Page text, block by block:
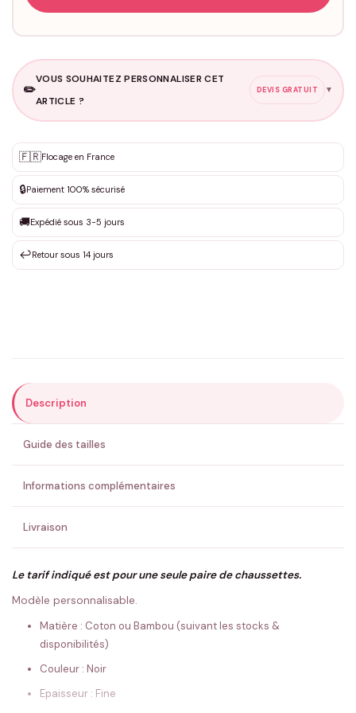
✏️
VOUS SOUHAITEZ PERSONNALISER CET
ARTICLE ?
DEVIS GRATUIT ▼
✨ Personnalisation sur mesure
DEVIS GRATUIT · Personnalisation de 3 à 10€ selon la demande
Que souhaitez-vous ?*
Votre texte / idée*
Email*
💚 Retour sous 24-48h
🇫🇷Flocage en France
🔒Paiement 100% sécurisé
🚚Expédié sous 3-5 jours
↩️Retour sous 14 jours
Description
Guide des tailles
Informations complémentaires
Livraison
Le tarif indiqué est pour une seule paire de chaussettes.
Modèle personnalisable.
Matière : Coton ou Bambou (suivant les stocks &
disponibilités)
Couleur : Noir
Epaisseur : Fine